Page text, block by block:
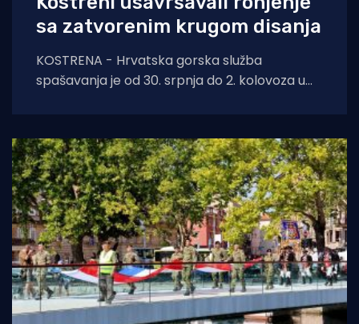
sa zatvorenim krugom disanja
KOSTRENA - Hrvatska gorska služba
spašavanja je od 30. srpnja do 2. kolovoza u